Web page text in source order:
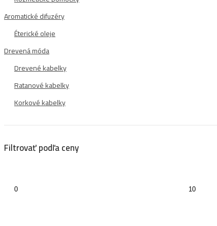
Aromatické difuzéry
Éterické oleje
Drevená móda
Drevené kabelky
Ratanové kabelky
Korkové kabelky
Filtrovať podľa ceny